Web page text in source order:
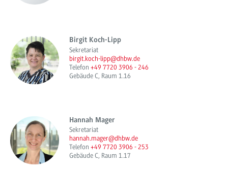
Birgit Koch-Lipp
Sekretariat
birgit.koch-lipp@dhbw.de
Telefon +49 7720 3906 - 246
Gebäude C, Raum 1.16
Hannah Mager
Sekretariat
hannah.mager@dhbw.de
Telefon +49 7720 3906 - 253
Gebäude C, Raum 1.17